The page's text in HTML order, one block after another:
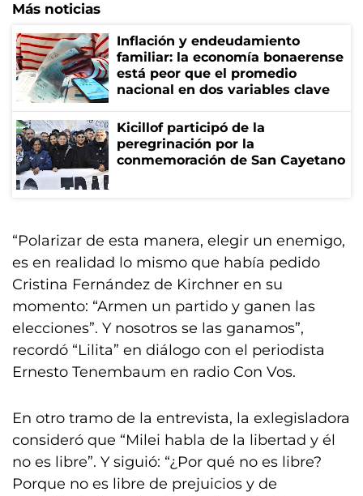
Más noticias
Inflación y endeudamiento
familiar: la economía bonaerense
está peor que el promedio
nacional en dos variables clave
Kicillof participó de la
peregrinación por la
conmemoración de San Cayetano
“Polarizar de esta manera, elegir un enemigo,
es en realidad lo mismo que había pedido
Cristina Fernández de Kirchner en su
momento: “Armen un partido y ganen las
elecciones”. Y nosotros se las ganamos”,
recordó “Lilita” en diálogo con el periodista
Ernesto Tenembaum en radio Con Vos.
En otro tramo de la entrevista, la exlegisladora
consideró que “Milei habla de la libertad y él
no es libre”. Y siguió: “¿Por qué no es libre?
Porque no es libre de prejuicios y de